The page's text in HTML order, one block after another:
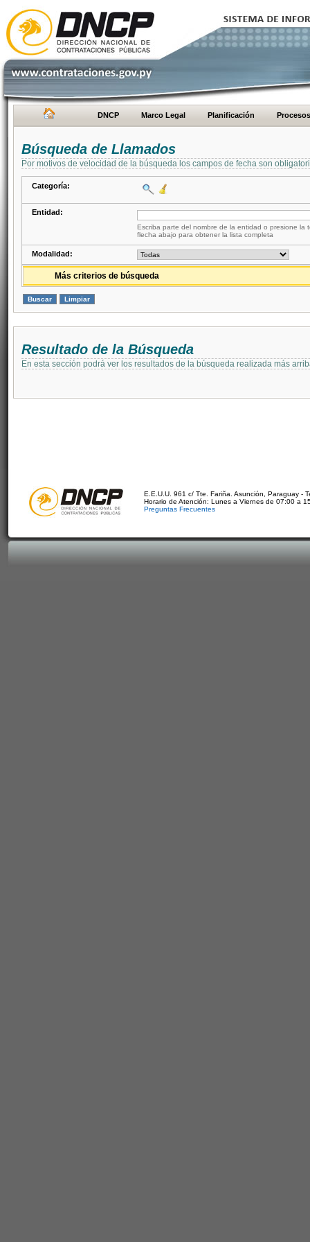
DNCP Marco Legal Planificación Procesos
Búsqueda de Llamados
Por motivos de velocidad de la búsqueda los campos de fecha son
Categoría:
Entidad:
Escriba parte del nombre de la entidad o presione la
flecha abajo para obtener la lista completa
Modalidad:
Más criterios de búsqueda
Resultado de la Búsqueda
En esta sección podrá ver los resultados de la búsqueda realizada más
E.E.U.U. 961 c/ Tte. Fariña. Asunción, Paraguay -
Horario de Atención: Lunes a Viernes de 07:00 a
Preguntas Frecuentes